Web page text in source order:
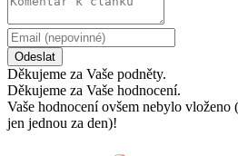
Odeslat
Děkujeme za Vaše podněty.
Děkujeme za Vaše hodnocení.
Vaše hodnocení ovšem nebylo vloženo
jen jednou za den)!